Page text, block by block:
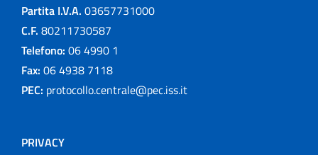
Partita I.V.A. 03657731000
C.F. 80211730587
Telefono: 06 4990 1
Fax: 06 4938 7118
PEC: protocollo.centrale@pec.iss.it
PRIVACY